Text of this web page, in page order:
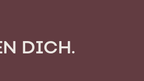
DICH.